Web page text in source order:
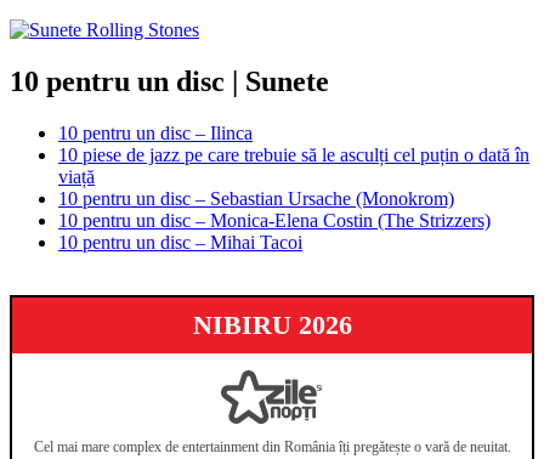
10 pentru un disc | Sunete
10 pentru un disc – Ilinca
10 piese de jazz pe care trebuie să le asculți cel puțin o dată în
viață
10 pentru un disc – Sebastian Ursache (Monokrom)
10 pentru un disc – Monica-Elena Costin (The Strizzers)
10 pentru un disc – Mihai Tacoi
NIBIRU 2026
Cel mai mare complex de entertainment din România îți pregătește o vară de neuitat.